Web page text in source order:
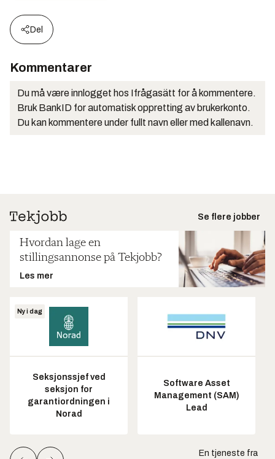
Del
Kommentarer
Du må være innlogget hos Ifrågasätt for å kommentere.
Bruk BankID for automatisk oppretting av brukerkonto.
Du kan kommentere under fullt navn eller med kallenavn.
Se flere jobber
Hvordan lage en
stillingsannonse på Tekjobb?
Les mer
Ny i dag
Seksjonssjef ved
seksjon for
garantiordningen i
Norad
Software Asset
Management (SAM)
Lead
En tjeneste fra